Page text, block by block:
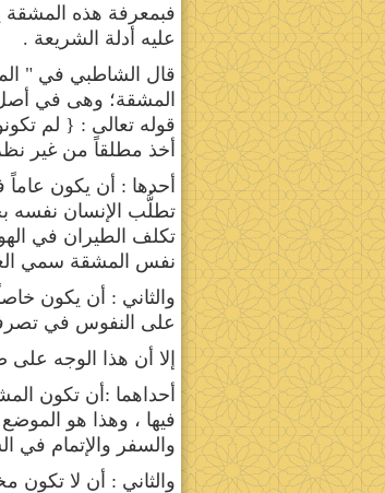
فبمعرفة هذه المشقة
عليه أدلة الشريعة .
المشقة؛ وهى في
قوله تعالى : { لم
أخذ مطلقاً من غير
أحدها : أن يكون
تطلُّب الإنسان نفسه
تكلف الطيران في
نفس المشقة سمي
والثاني : أن يكون
على النفوس في
إلا أن هذا الوجه
أحداهما :أن تكون
فيها ، وهذا هو
والسفر والإتمام في
والثاني : أن لا تكون